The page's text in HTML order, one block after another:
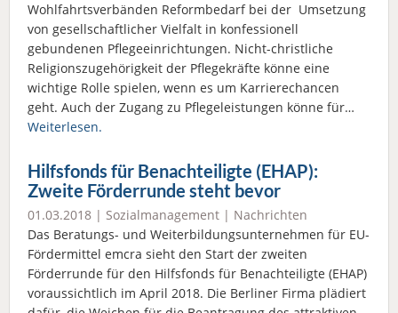
Wohlfahrtsverbänden Reformbedarf bei der Umsetzung
von gesellschaftlicher Vielfalt in konfessionell
gebundenen Pflegeeinrichtungen. Nicht-christliche
Religionszugehörigkeit der Pflegekräfte könne eine
wichtige Rolle spielen, wenn es um Karrierechancen
geht. Auch der Zugang zu Pflegeleistungen könne für…
Weiterlesen.
Hilfsfonds für Benachteiligte (EHAP):
Zweite Förderrunde steht bevor
01.03.2018 | Sozialmanagement | Nachrichten
Das Beratungs- und Weiterbildungsunternehmen für EU-
Fördermittel emcra sieht den Start der zweiten
Förderrunde für den Hilfsfonds für Benachteiligte (EHAP)
voraussichtlich im April 2018. Die Berliner Firma plädiert